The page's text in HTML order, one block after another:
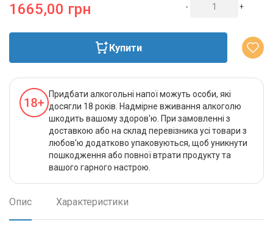
1665,00 грн - +
Купити
Придбати алкогольні напої можуть особи, які
досягли 18 років. Надмірне вживання алкоголю
шкодить вашому здоров'ю. При замовленні з
доставкою або на склад перевізника усі товари з
любов'ю додатково упаковуються, щоб уникнути
пошкодження або повної втрати продукту та
вашого гарного настрою.
Опис Характеристики